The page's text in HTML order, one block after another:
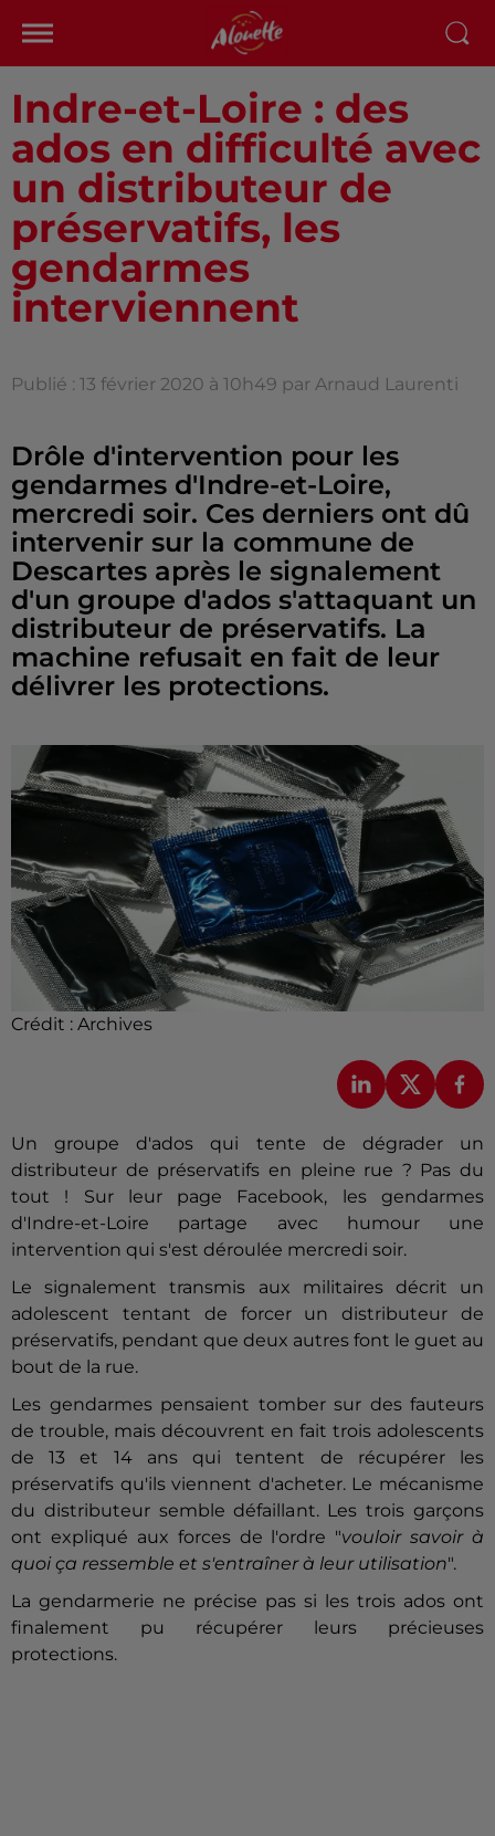
Indre-et-Loire : des
ados en difficulté avec
un distributeur de
préservatifs, les
gendarmes
interviennent
Publié : 13 février 2020 à 10h49 par Arnaud Laurenti
Drôle d'intervention pour les
gendarmes d'Indre-et-Loire,
mercredi soir. Ces derniers ont dû
intervenir sur la commune de
Descartes après le signalement
d'un groupe d'ados s'attaquant un
distributeur de préservatifs. La
machine refusait en fait de leur
délivrer les protections.
Crédit : Archives
Un groupe d'ados qui tente de dégrader un
distributeur de préservatifs en pleine rue ? Pas du
tout ! Sur leur page Facebook, les gendarmes
d'Indre-et-Loire partage avec humour une
intervention qui s'est déroulée mercredi soir.
Le signalement transmis aux militaires décrit un
adolescent tentant de forcer un distributeur de
préservatifs, pendant que deux autres font le guet au
bout de la rue.
Les gendarmes pensaient tomber sur des fauteurs
de trouble, mais découvrent en fait trois adolescents
de 13 et 14 ans qui tentent de récupérer les
préservatifs qu'ils viennent d'acheter. Le mécanisme
du distributeur semble défaillant. Les trois garçons
ont expliqué aux forces de l'ordre "vouloir savoir à
quoi ça ressemble et s'entraîner à leur utilisation".
La gendarmerie ne précise pas si les trois ados ont
finalement pu récupérer leurs précieuses
protections.